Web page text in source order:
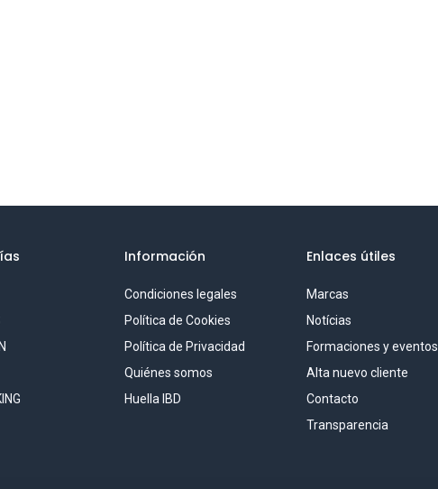
Información
Condiciones legales
Política de Cookies
Política de Privacidad
Quiénes somos
Huella IBD
Enlaces útiles
Marcas
Notícias
Formaciones y eventos
Alta nuevo cliente
Contacto
Transparencia